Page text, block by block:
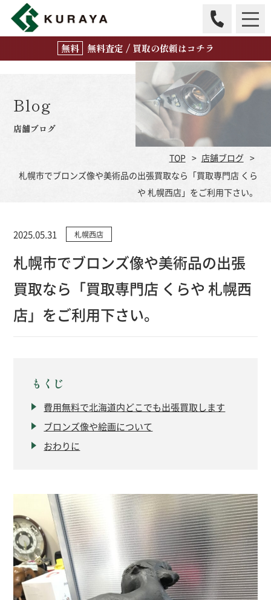
無料査定 / 買取の依頼はコチラ
Blog
店舗ブログ
TOP
店舗ブログ
札幌市でブロンズ像や美術品の出張買取なら「買取専門店 くら
や 札幌西店」をご利用下さい。
2025.05.31 札幌西店
札幌市でブロンズ像や美術品の出張
買取なら「買取専門店 くらや 札幌西
店」をご利用下さい。
もくじ
費用無料で北海道内どこでも出張買取します
ブロンズ像や絵画について
おわりに